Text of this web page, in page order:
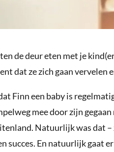
de deur eten met je
dat ze zich gaan vervelen
Finn een baby is
mee door zijn
Natuurlijk was dat
succes. En natuurlijk gaat